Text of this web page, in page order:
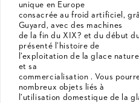
unique en Europe
consacrée au froid artificiel,
Guyard, avec des machines
de la fin du XIX? et du début
présenté l’histoire de
l’exploitation de la glace
et sa
commercialisation . Vous
nombreux objets liés à
l’utilisation domestique de la